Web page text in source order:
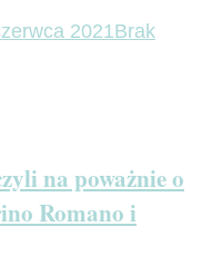
2021Brak
na poważnie o
Romano i